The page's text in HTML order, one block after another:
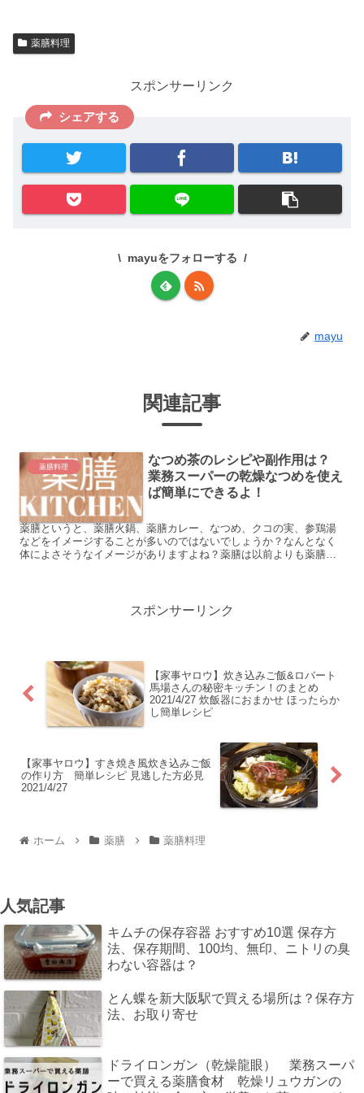
薬膳料理
スポンサーリンク
シェアする
mayuをフォローする
mayu
関連記事
薬膳料理
なつめ茶のレシピや副作用は？
業務スーパーの乾燥なつめを使え
ば簡単にできるよ！
薬膳というと、薬膳火鍋、薬膳カレー、なつめ、クコの実、参鶏湯
などをイメージすることが多いのではないでしょうか？なんとなく
体によさそうなイメージがありますよね？薬膳は以前よりも薬膳と
スポンサーリンク
【家事ヤロウ】炊き込みご飯&ロバート
馬場さんの秘密キッチン！のまとめ
2021/4/27 炊飯器におまかせ ほったらか
し簡単レシピ
【家事ヤロウ】すき焼き風炊き込みご飯
の作り方 簡単レシピ 見逃した方必見
2021/4/27
ホーム 薬膳 薬膳料理
人気記事
キムチの保存容器 おすすめ10選 保存方
法、保存期間、100均、無印、ニトリの臭
わない容器は？
とん蝶を新大阪駅で買える場所は？保存方
法、お取り寄せ
ドライロンガン（乾燥龍眼） 業務スーパ
ーで買える薬膳食材 乾燥リュウガンの